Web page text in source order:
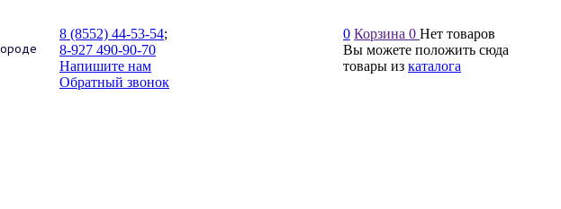
8 (8552) 44-53-54;
8-927 490-90-70
Напишите нам
Обратный звонок
0 Корзина 0 Нет товаров
Вы можете положить сюда
товары из каталога